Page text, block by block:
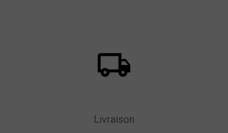
Livraison